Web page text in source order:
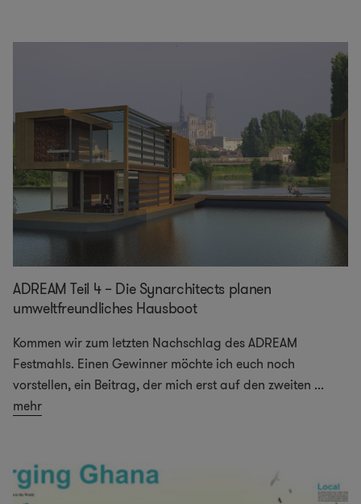
ADREAM Teil 4 – Die Synarchitects planen
umweltfreundliches Hausboot
Kommen wir zum letzten Nachschlag des ADREAM
Festmahls. Einen Gewinner möchte ich euch noch
vorstellen, ein Beitrag, der mich erst auf den zweiten ...
mehr